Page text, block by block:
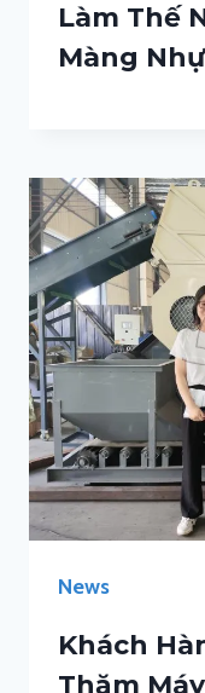
Làm Thế
Màng
News
Khách
Thăm